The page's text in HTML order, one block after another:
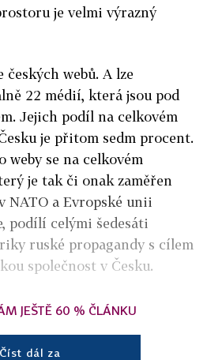
je velmi výrazný
webů. A lze
22 médií, která jsou pod
Jejich podíl na celkovém
je přitom sedm procent.
weby se na celkovém
je tak či onak zaměřen
NATO a Evropské unii
podílí celými šedesáti
ruské propagandy s cílem
společnost v Česku.
JEŠTĚ 60 % ČLÁNKU
Číst dál za